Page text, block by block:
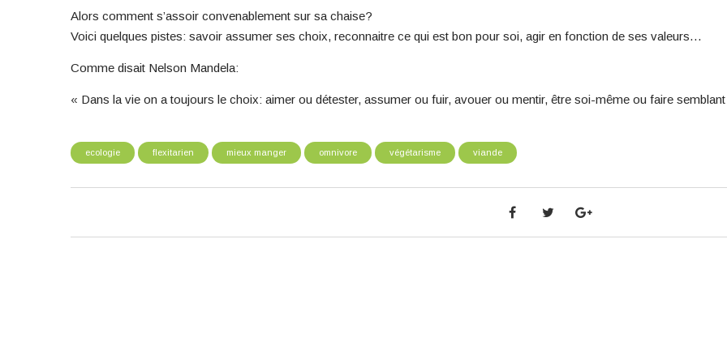
Alors comment s’assoir convenablement sur sa chaise?
Voici quelques pistes: savoir assumer ses choix, reconnaitre ce qui est bon pour soi, agir en fonction de ses valeurs…
Comme disait Nelson Mandela:
« Dans la vie on a toujours le choix: aimer ou détester, assumer ou fuir, avouer ou mentir, être soi-même ou faire
ecologie flexitarien mieux manger omnivore végétarisme viande